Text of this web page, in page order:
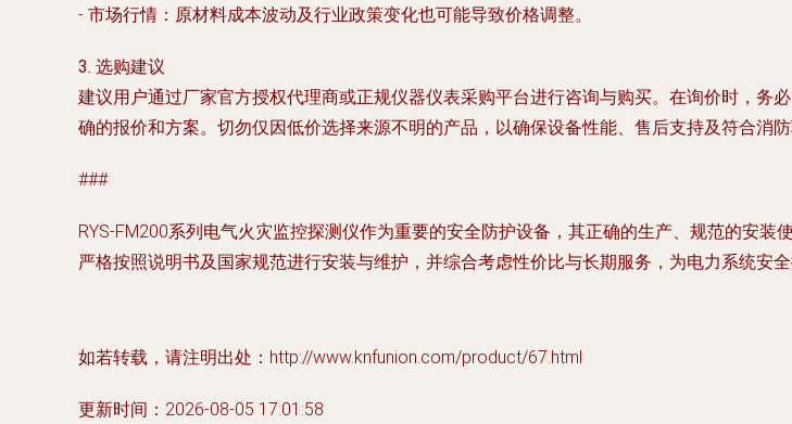
- 市场行情 ：原材料成本波动及行业政策变化也可能导致价格调整。
3. 选购建议
建议用户通过厂家官方授权代理商或正规仪器仪表采购平台进行咨询与购买。在询价时，务
确的报价和方案。切勿仅因低价选择来源不明的产品，以确保设备性能、售后支持及符合消防
###
RYS-FM200系列电气火灾监控探测仪作为重要的安全防护设备，其正确的生产、规范的安
严格按照说明书及国家规范进行安装与维护，并综合考虑性价比与长期服务，为电力系统安全
如若转载，请注明出处：http://www.knfunion.com/product/67.html
更新时间：2026-08-05 17:01:58